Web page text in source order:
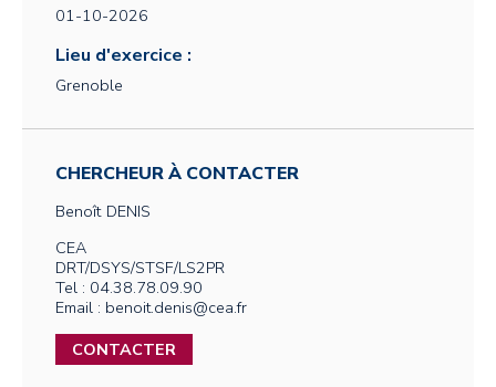
01-10-2026
Lieu d'exercice :
Grenoble
CHERCHEUR À CONTACTER
Benoît DENIS
CEA
DRT/DSYS/STSF/LS2PR
Tel : 04.38.78.09.90
Email : benoit.denis@cea.fr
CONTACTER